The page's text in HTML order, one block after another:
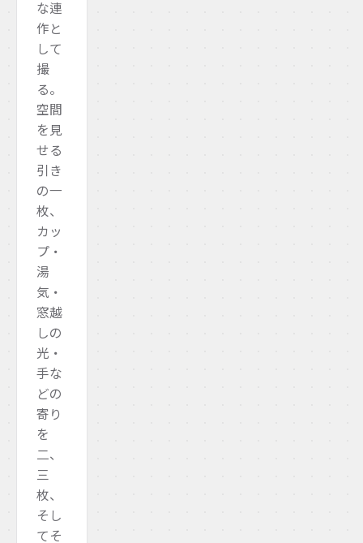
な連
作と
して
撮
る。
空間
を見
せる
引き
の一
枚、
カッ
プ・
湯
気・
窓越
しの
光・
手な
どの
寄り
を
二、
三
枚、
そし
てそ